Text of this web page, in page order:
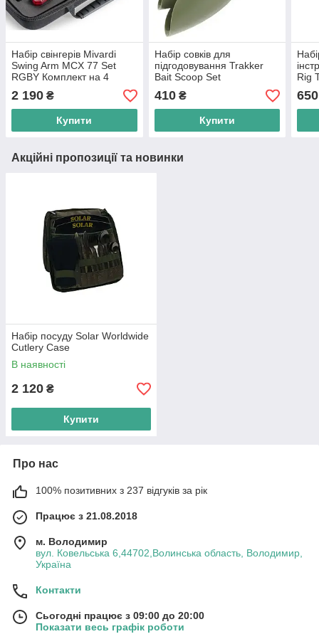
Набір свінгерів Mivardi
Swing Arm MCX 77 Set
RGBY Комплект на 4
удилища
2 190 ₴
Купити
Набір совків для
підгодовування Trakker
Bait Scoop Set
410₴
Купити
Rig
650
Акційні пропозиції та новинки
Набір посуду Solar Worldwide
Cutlery Case
В наявності
2 120 ₴
Купити
Про нас
100% позитивних з 237 відгуків за рік
Працює з 21.08.2018
м. Володимир
вул. Ковельська 6,44702,Волинська область, Володимир,
Україна
Контакти
Сьогодні працює з 09:00 до 20:00
Показати весь графік роботи